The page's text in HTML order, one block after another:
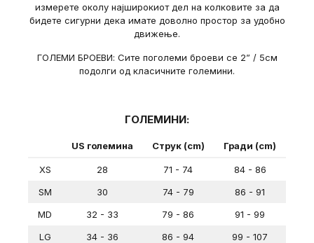
измерете околу најширокиот дел на колковите за да
бидете сигурни дека имате доволно простор за удобно
движење.
ГОЛЕМИ БРОЕВИ: Сите поголеми броеви се 2” / 5см
подолги од класичните големини.
ГОЛЕМИНИ:
US големина Струк (cm) Гради (cm)
XS 28 71 - 74
84 - 86
SM
30 74 - 79
86 - 91
MD
32 - 33 79 - 86
91 - 99
LG
34 - 36 86 - 94
99 - 107